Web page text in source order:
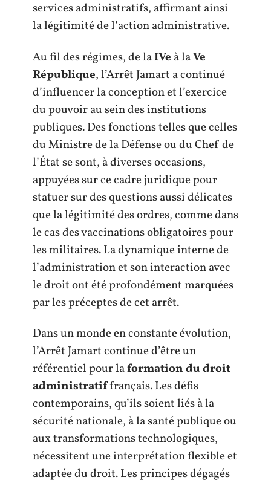
services administratifs, affirmant ainsi
la légitimité de l’action administrative.
Au fil des régimes, de laIVe à laVe
République, l’Arrêt Jamart a continué
d’influencer la conception et l’exercice
du pouvoir au sein des institutions
publiques. Des fonctions telles que celles
du Ministre de la Défense ou du Chef de
l’État se sont, à diverses occasions,
appuyées sur ce cadre juridique pour
statuer sur des questions aussi délicates
que la légitimité des ordres, comme dans
le cas des vaccinations obligatoires pour
les militaires. La dynamique interne de
l’administration et son interaction avec
le droit ont été profondément marquées
par les préceptes de cet arrêt.
Dans un monde en constante évolution,
l’Arrêt Jamart continue d’être un
référentiel pour laformation du droit
administratiffrançais. Les défis
contemporains, qu’ils soient liés à la
sécurité nationale, à la santé publique ou
aux transformations technologiques,
nécessitent une interprétation flexible et
adaptée du droit. Les principes dégagés